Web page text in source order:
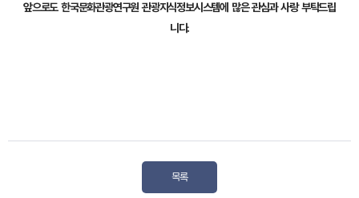
앞으로도 한국문화관광연구원 관광지식정보시스템에 많은 관심과 사랑 부탁드립
니다.
목록